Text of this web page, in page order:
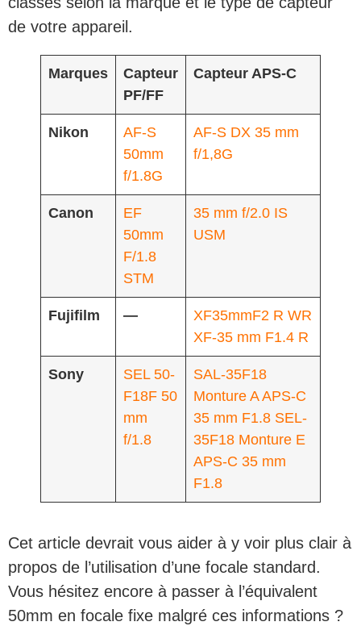
de votre appareil.
Marques
Capteur
PF/FF
Capteur APS-C
Nikon
AF-S
50mm
f/1.8G
AF-S DX 35 mm
f/1,8G
Canon
EF
50mm
F/1.8
STM
35 mm f/2.0 IS
USM
Fujifilm —
XF35mmF2 R WR
XF-35 mm F1.4 R
Sony
SEL 50-
F18F 50
mm
f/1.8
SAL-35F18
Monture A APS-C
35 mm F1.8 SEL-
35F18 Monture E
APS-C 35 mm
F1.8
Cet article devrait vous aider à y voir plus clair à
propos de l’utilisation d’une focale standard.
Vous hésitez encore à passer à l’équivalent
50mm en focale fixe malgré ces informations ?